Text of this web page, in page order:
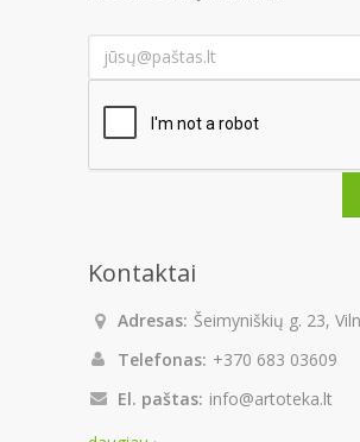
Kontaktai
Adresas: Šeimyniškių g. 23,
Telefonas: +370 683 03609
El. paštas: info@artoteka.lt